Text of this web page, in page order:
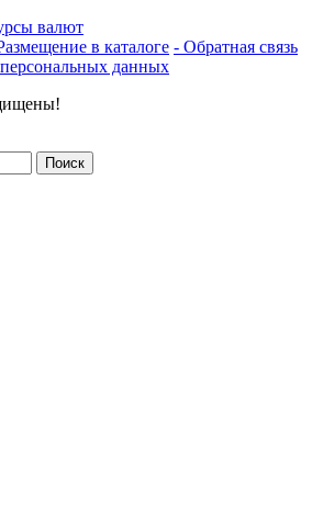
валют
в каталоге - Обратная связь
данных